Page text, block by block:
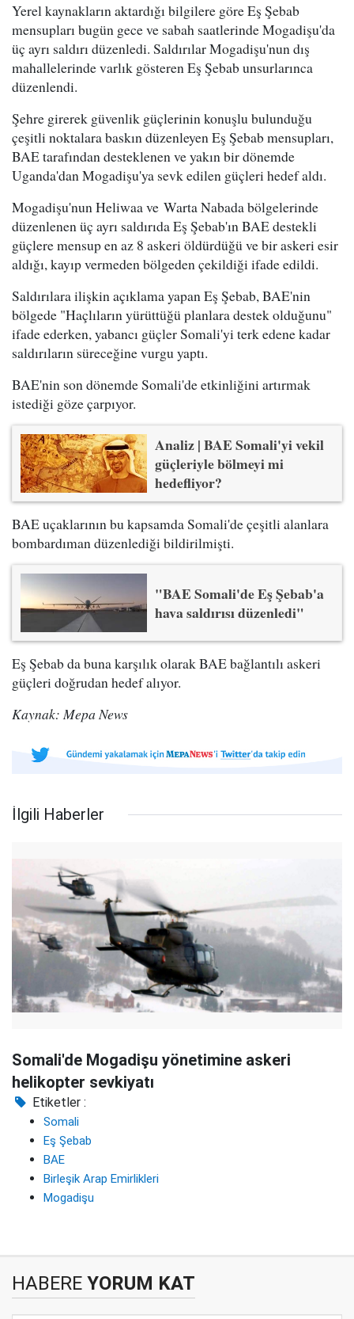
Yerel kaynakların aktardığı bilgilere göre Eş Şebab
mensupları bugün gece ve sabah saatlerinde Mogadişu'da
üç ayrı saldırı düzenledi. Saldırılar Mogadişu'nun dış
mahallelerinde varlık gösteren Eş Şebab unsurlarınca
düzenlendi.
Şehre girerek güvenlik güçlerinin konuşlu bulunduğu
çeşitli noktalara baskın düzenleyen Eş Şebab mensupları,
BAE tarafından desteklenen ve yakın bir dönemde
Uganda'dan Mogadişu'ya sevk edilen güçleri hedef aldı.
Mogadişu'nun Heliwaa ve Warta Nabada bölgelerinde
düzenlenen üç ayrı saldırıda Eş Şebab'ın BAE destekli
güçlere mensup en az 8 askeri öldürdüğü ve bir askeri esir
aldığı, kayıp vermeden bölgeden çekildiği ifade edildi.
Saldırılara ilişkin açıklama yapan Eş Şebab, BAE'nin
bölgede "Haçlıların yürüttüğü planlara destek olduğunu"
ifade ederken, yabancı güçler Somali'yi terk edene kadar
saldırıların süreceğine vurgu yaptı.
BAE'nin son dönemde Somali'de etkinliğini artırmak
istediği göze çarpıyor.
Analiz | BAE Somali'yi vekil
güçleriyle bölmeyi mi
hedefliyor?
BAE uçaklarının bu kapsamda Somali'de çeşitli alanlara
bombardıman düzenlediği bildirilmişti.
"BAE Somali'de Eş Şebab'a
hava saldırısı düzenledi"
Eş Şebab da buna karşılık olarak BAE bağlantılı askeri
güçleri doğrudan hedef alıyor.
Kaynak: Mepa News
İlgili Haberler
Somali'de Mogadişu yönetimine askeri
helikopter sevkiyatı
Etiketler :
Somali
Eş Şebab
BAE
Birleşik Arap Emirlikleri
Mogadişu
HABERE YORUM KAT